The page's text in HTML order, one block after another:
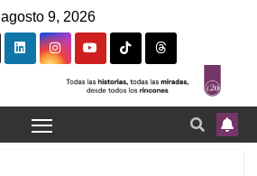
agosto 9, 2026